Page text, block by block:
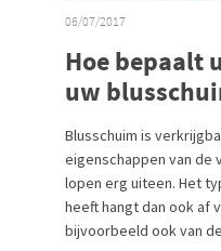
06/07/2017
Hoe bepaalt
uw
Blusschuim is
eigenschappen van de
lopen erg uiteen. Het
heeft hangt dan ook af
bijvoorbeeld ook van